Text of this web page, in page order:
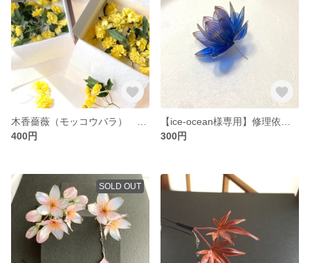
400円
300円
SOLD OUT